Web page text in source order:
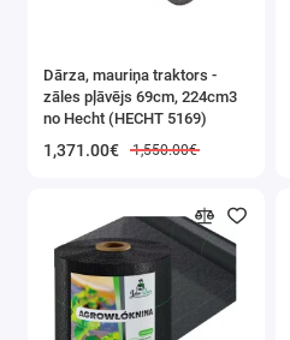
Dārza, mauriņa traktors -
zāles pļāvējs 69cm, 224cm3
no Hecht (HECHT 5169)
1,371.00€ 1,550.00€